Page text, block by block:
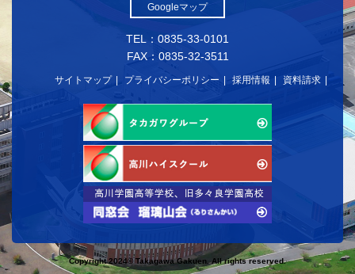
Googleマップ
TEL：0835-33-0101
FAX：0835-32-3511
サイトマップ プライバシーポリシー 採用情報 資料請求
Copyright 2024© Takagawa Gakuen. All rights reserved.